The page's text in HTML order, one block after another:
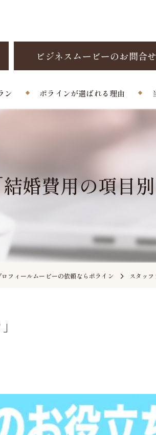
ビジネスムービーのお問合
ン ポラインが選ばれる理由
曲
婚費用の項目
ロフィールムービーの依頼ならポライン スタッ